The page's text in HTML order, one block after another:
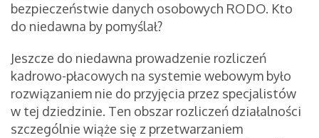
bezpieczeństwie danych osobowych RODO. Kto
do niedawna by pomyślał?
Jeszcze do niedawna prowadzenie rozliczeń
kadrowo-płacowych na systemie webowym było
rozwiązaniem nie do przyjęcia przez specjalistów
w tej dziedzinie. Ten obszar rozliczeń działalności
szczególnie wiąże się z przetwarzaniem